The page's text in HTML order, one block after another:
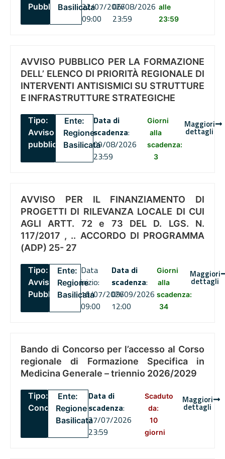
PubblicoBasilicata22/07/2026
09:00
06/08/2026
23:59
alle
23:59
AVVISO PUBBLICO PER LA FORMAZIONE
DELL’ ELENCO DI PRIORITÀ REGIONALE DI
INTERVENTI ANTISISMICI SU STRUTTURE
E INFRASTRUTTURE STRATEGICHE
Tipo:
Avviso
pubblico
Ente:
Regione
Basilicata
Data di
scadenza:
09/08/2026
23:59
Giorni
alla
scadenza:
3
Maggiori
dettagli
AVVISO PER IL FINANZIAMENTO DI
PROGETTI DI RILEVANZA LOCALE DI CUI
AGLI ARTT. 72 e 73 DEL D. LGS. N.
117/2017 , .. ACCORDO DI PROGRAMMA
(ADP) 25- 27
Tipo:
Avviso
Pubblico
Ente:
Regione
Basilicata
Data
inizio:
16/07/2026
09:00
Data di
scadenza:
09/09/2026
12:00
Giorni
alla
scadenza:
34
Maggiori
dettagli
Bando di Concorso per l’accesso al Corso
regionale di Formazione Specifica in
Medicina Generale – triennio 2026/2029
Tipo:
Concorsi
Ente:
Regione
Basilicata
Data di
scadenza:
27/07/2026
23:59
Scaduto
da:
10
giorni
Maggiori
dettagli